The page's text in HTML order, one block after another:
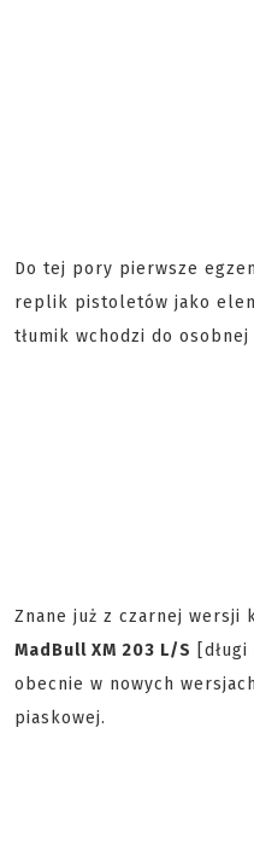
Do tej pory pierwsze
replik pistoletów jako
tłumik wchodzi do osobnej
Znane już z czarnej wersji
MadBull XM 203 L/S
obecnie w nowych
piaskowej.